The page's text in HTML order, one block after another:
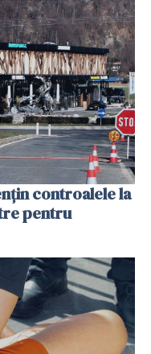
controalele la
pentru